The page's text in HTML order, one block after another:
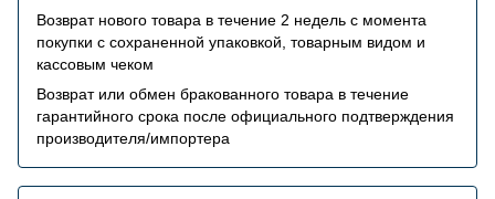
Возврат нового товара в течение 2 недель с момента
покупки с сохраненной упаковкой, товарным видом и
кассовым чеком
Возврат или обмен бракованного товара в течение
гарантийного срока после официального подтверждения
производителя/импортера